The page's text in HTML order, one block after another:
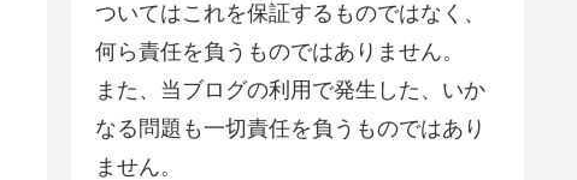
ついてはこれを保証するものではなく、
何ら責任を負うものではありません。
また、当ブログの利用で発生した、いか
なる問題も一切責任を負うものではあり
ません。